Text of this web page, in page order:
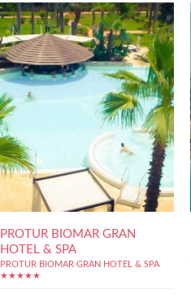
PROTUR BIOMAR GRAN
HOTEL & SPA
PROTUR BIOMAR GRAN HOTEL & SPA
★★★★★